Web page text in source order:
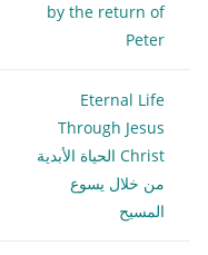
by the return of
Peter
Eternal Life
Through Jesus
Christ الحياة الأبدية
من خلال يسوع
المسيح